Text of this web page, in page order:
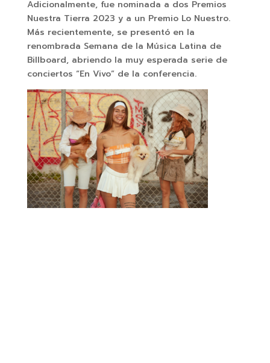
Adicionalmente, fue nominada a dos Premios
Nuestra Tierra 2023 y a un Premio Lo Nuestro.
Más recientemente, se presentó en la
renombrada Semana de la Música Latina de
Billboard, abriendo la muy esperada serie de
conciertos “En Vivo” de la conferencia.